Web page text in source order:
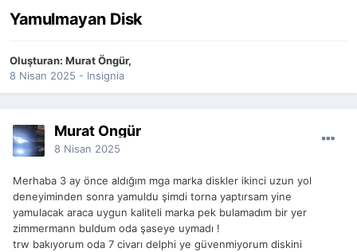
Yamulmayan Disk
Oluşturan: Murat Öngür,
8 Nisan 2025 - Insignia
Murat Öngür
8 Nisan 2025
Merhaba 3 ay önce aldığım mga marka diskler ikinci uzun yol
deneyiminden sonra yamuldu şimdi torna yaptırsam yine
yamulacak araca uygun kaliteli marka pek bulamadım bir yer
zimmermann buldum oda şaseye uymadı !
trw bakıyorum oda 7 civarı delphi ye güvenmiyorum diskini